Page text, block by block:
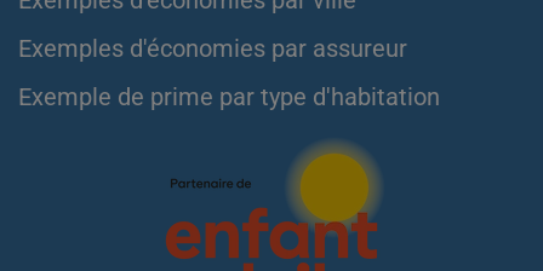
Exemples d'économies par assureur
Exemple de prime par type d'habitation